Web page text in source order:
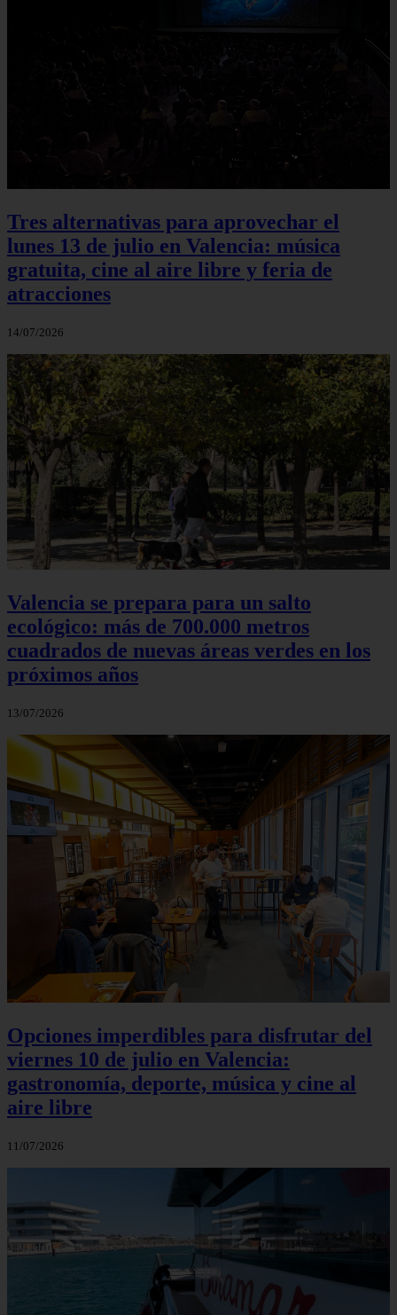
Tres alternativas para aprovechar el
lunes 13 de julio en Valencia: música
gratuita, cine al aire libre y feria de
atracciones
14/07/2026
Valencia se prepara para un salto
ecológico: más de 700.000 metros
cuadrados de nuevas áreas verdes en los
próximos años
13/07/2026
Opciones imperdibles para disfrutar del
viernes 10 de julio en Valencia:
gastronomía, deporte, música y cine al
aire libre
11/07/2026